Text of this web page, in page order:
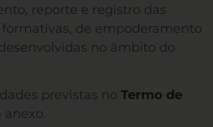
reporte e registro das
formativas, de empoderamento
no âmbito do
previstas no Termo de
anexo.